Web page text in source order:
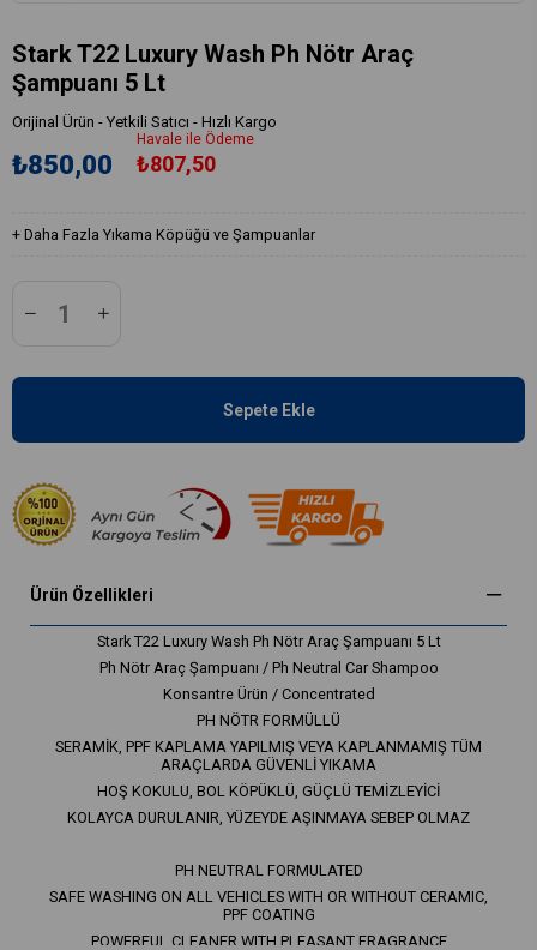
Stark T22 Luxury Wash Ph Nötr Araç
Şampuanı 5 Lt
Orijinal Ürün - Yetkili Satıcı - Hızlı Kargo
₺850,00
Havale ile Ödeme
₺807,50
+ Daha Fazla Yıkama Köpüğü ve Şampuanlar
Ürün Özellikleri
Stark T22 Luxury Wash Ph Nötr Araç Şampuanı 5 Lt
Ph Nötr Araç Şampuanı / Ph Neutral Car Shampoo
Konsantre Ürün / Concentrated
PH NÖTR FORMÜLLÜ
SERAMİK, PPF KAPLAMA YAPILMIŞ VEYA KAPLANMAMIŞ TÜM
ARAÇLARDA GÜVENLİ YIKAMA
HOŞ KOKULU, BOL KÖPÜKLÜ, GÜÇLÜ TEMİZLEYİCİ
KOLAYCA DURULANIR, YÜZEYDE AŞINMAYA SEBEP OLMAZ
PH NEUTRAL FORMULATED
SAFE WASHING ON ALL VEHICLES WITH OR WITHOUT CERAMIC,
PPF COATING
POWERFUL CLEANER WITH PLEASANT FRAGRANCE